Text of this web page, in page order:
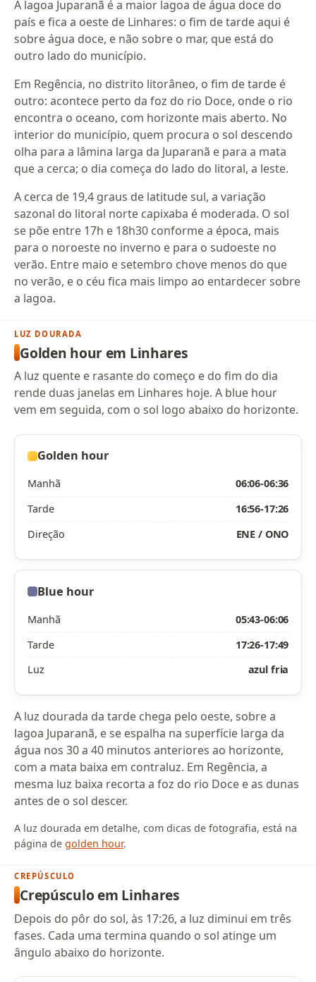
A lagoa Juparanã é a maior lagoa de água doce do
país e fica a oeste de Linhares: o fim de tarde aqui é
sobre água doce, e não sobre o mar, que está do
outro lado do município.
Em Regência, no distrito litorâneo, o fim de tarde é
outro: acontece perto da foz do rio Doce, onde o rio
encontra o oceano, com horizonte mais aberto. No
interior do município, quem procura o sol descendo
olha para a lâmina larga da Juparanã e para a mata
que a cerca; o dia começa do lado do litoral, a leste.
A cerca de 19,4 graus de latitude sul, a variação
sazonal do litoral norte capixaba é moderada. O sol
se põe entre 17h e 18h30 conforme a época, mais
para o noroeste no inverno e para o sudoeste no
verão. Entre maio e setembro chove menos do que
no verão, e o céu fica mais limpo ao entardecer sobre
a lagoa.
LUZ DOURADA
Golden hour em Linhares
A luz quente e rasante do começo e do fim do dia
rende duas janelas em Linhares hoje. A blue hour
vem em seguida, com o sol logo abaixo do horizonte.
Golden hour
Manhã
06:06-06:36
Tarde
16:56-17:26
Direção
ENE / ONO
Blue hour
Manhã
05:43-06:06
Tarde
17:26-17:49
Luz
azul fria
A luz dourada da tarde chega pelo oeste, sobre a
lagoa Juparanã, e se espalha na superfície larga da
água nos 30 a 40 minutos anteriores ao horizonte,
com a mata baixa em contraluz. Em Regência, a
mesma luz baixa recorta a foz do rio Doce e as dunas
antes de o sol descer.
A luz dourada em detalhe, com dicas de fotografia, está na
página degolden hour.
CREPÚSCULO
Crepúsculo em Linhares
Depois do pôr do sol, às 17:26, a luz diminui em três
fases. Cada uma termina quando o sol atinge um
ângulo abaixo do horizonte.